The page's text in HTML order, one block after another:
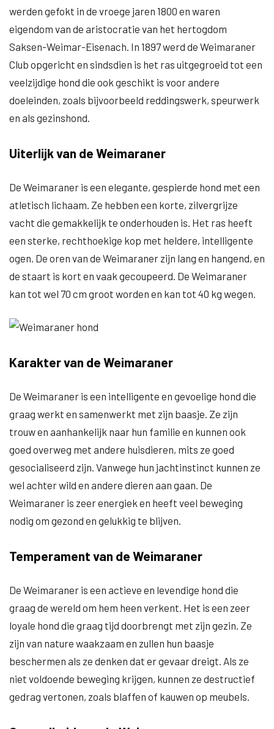
werden gefokt in de vroege jaren 1800 en waren
eigendom van de aristocratie van het hertogdom
Saksen-Weimar-Eisenach. In 1897 werd de Weimaraner
Club opgericht en sindsdien is het ras uitgegroeid tot een
veelzijdige hond die ook geschikt is voor andere
doeleinden, zoals bijvoorbeeld reddingswerk, speurwerk
en als gezinshond.
Uiterlijk van de Weimaraner
De Weimaraner is een elegante, gespierde hond met een
atletisch lichaam. Ze hebben een korte, zilvergrijze
vacht die gemakkelijk te onderhouden is. Het ras heeft
een sterke, rechthoekige kop met heldere, intelligente
ogen. De oren van de Weimaraner zijn lang en hangend, en
de staart is kort en vaak gecoupeerd. De Weimaraner
kan tot wel 70 cm groot worden en kan tot 40 kg wegen.
Karakter van de Weimaraner
De Weimaraner is een intelligente en gevoelige hond die
graag werkt en samenwerkt met zijn baasje. Ze zijn
trouw en aanhankelijk naar hun familie en kunnen ook
goed overweg met andere huisdieren, mits ze goed
gesocialiseerd zijn. Vanwege hun jachtinstinct kunnen ze
wel achter wild en andere dieren aan gaan. De
Weimaraner is zeer energiek en heeft veel beweging
nodig om gezond en gelukkig te blijven.
Temperament van de Weimaraner
De Weimaraner is een actieve en levendige hond die
graag de wereld om hem heen verkent. Het is een zeer
loyale hond die graag tijd doorbrengt met zijn gezin. Ze
zijn van nature waakzaam en zullen hun baasje
beschermen als ze denken dat er gevaar dreigt. Als ze
niet voldoende beweging krijgen, kunnen ze destructief
gedrag vertonen, zoals blaffen of kauwen op meubels.